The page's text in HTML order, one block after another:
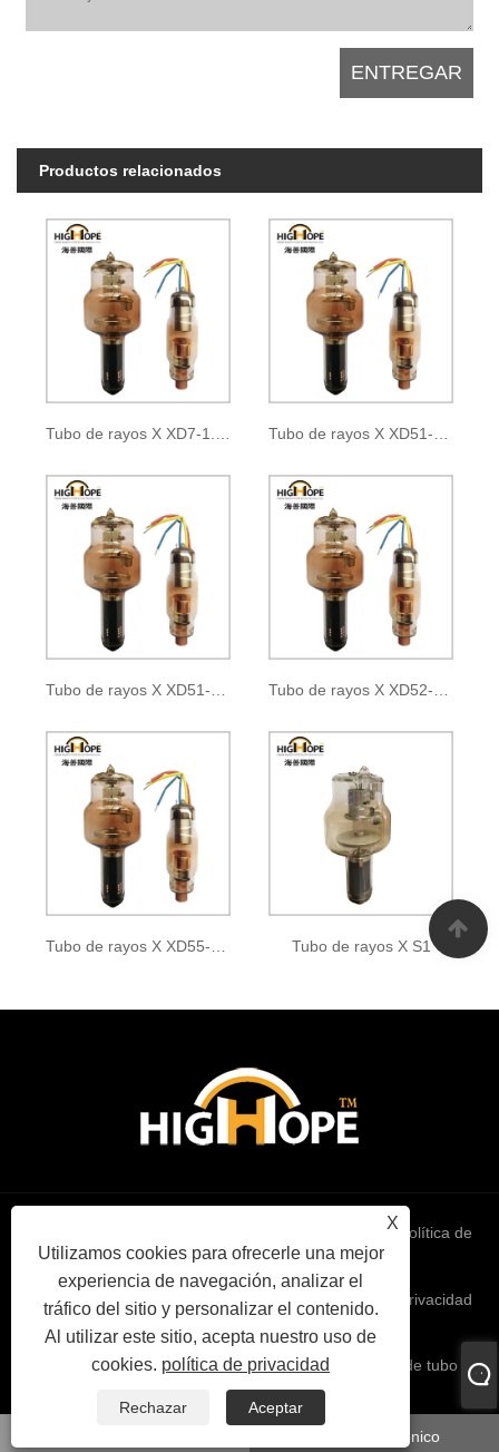
Productos relacionados
Tubo de rayos X XD7-1.05/35 Tubo de rayos X XD51-20, 40/100
Tubo de rayos X S1
X
Utilizamos cookies para ofrecerle una mejor
experiencia de navegación, analizar el
tráfico del sitio y personalizar el contenido.
Al utilizar este sitio, acepta nuestro uso de
cookies. política de privacidad
Rechazar
Aceptar
Correo electrónico
política de
privacidad
Copyright © 2022 High Hope International Inc - Triodo de tubo de
vacío - Todos los derechos reservados